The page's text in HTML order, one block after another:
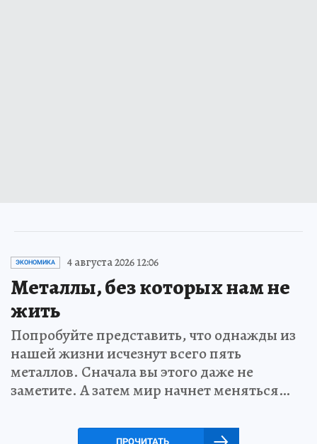
ЭКОНОМИКА 4 августа 2026 12:06
Металлы, без которых нам не
жить
Попробуйте представить, что однажды из
нашей жизни исчезнут всего пять
металлов. Сначала вы этого даже не
заметите. А затем мир начнет меняться…
ПРОЧИТАТЬ